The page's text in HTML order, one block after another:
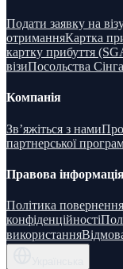
Подати заявку на
отриманняКартка
картку прибуття
візиПосольства
Компанія
Зв’яжіться з нами
партнерської
Правова
Політика
конфіденційності
використання